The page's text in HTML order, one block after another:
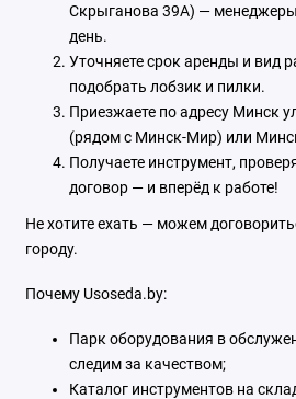
Скрыганова 39А) —
день.
Уточняете срок аренды и вид
подобрать лобзик и пилки.
Приезжаете по адресу Минск
(рядом с Минск-Мир) или
Получаете инструмент,
договор — и вперёд к работе!
Не хотите ехать — можем
городу.
Почему Usoseda.by:
Парк оборудования в
следим за качеством;
Каталог инструментов на